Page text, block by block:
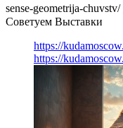
sense-geometrija-chuvstv/
Советуем Выставки
https://
https://